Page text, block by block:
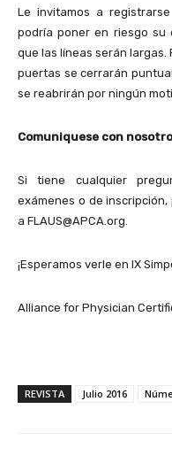
Le invitamos a
podría poner en riesgo su
que las líneas serán largas.
puertas se cerrarán
se reabrirán por ningún
Comuniquese con
Si tiene cualquier
exámenes o de
a FLAUS@APCA.org.
¡Esperamos verle en IX
Alliance for Physician
REVISTA Julio 2016